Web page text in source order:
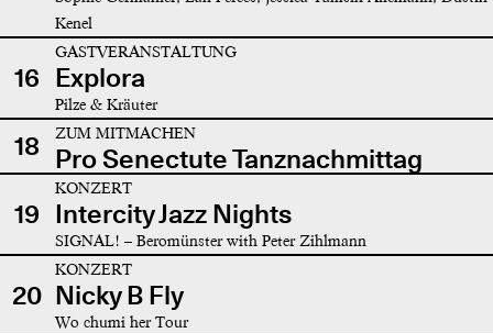
Kenel
16
GASTVERANSTALTUNG
Explora
Pilze & Kräuter
18 ZUM MITMACHEN
Pro Senectute Tanznachmittag
19
KONZERT
Intercity Jazz Nights
SIGNAL! – Beromünster with Peter Zihlmann
20
KONZERT
Nicky B Fly
Wo chumi her Tour